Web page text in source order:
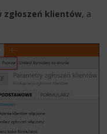
zgłoszeń klientów, a